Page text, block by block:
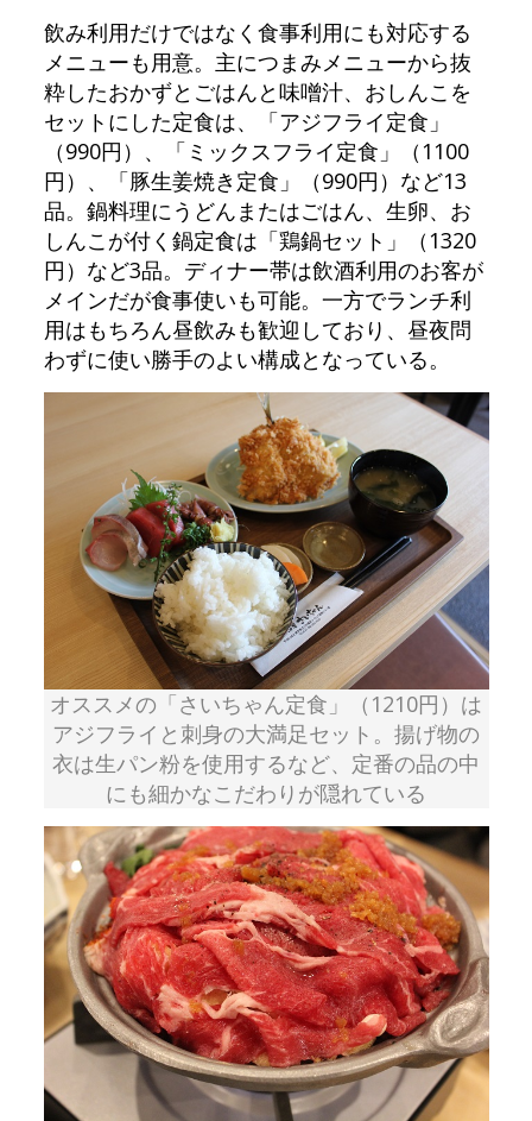
飲み利用だけではなく食事利用にも対応する
メニューも用意。主につまみメニューから抜
粋したおかずとごはんと味噌汁、おしんこを
セットにした定食は、「アジフライ定食」
（990円）、「ミックスフライ定食」（1100
円）、「豚生姜焼き定食」（990円）など13
品。鍋料理にうどんまたはごはん、生卵、お
しんこが付く鍋定食は「鶏鍋セット」（1320
円）など3品。ディナー帯は飲酒利用のお客が
メインだが食事使いも可能。一方でランチ利
用はもちろん昼飲みも歓迎しており、昼夜問
わずに使い勝手のよい構成となっている。
オススメの「さいちゃん定食」（1210円）は
アジフライと刺身の大満足セット。揚げ物の
衣は生パン粉を使用するなど、定番の品の中
にも細かなこだわりが隠れている